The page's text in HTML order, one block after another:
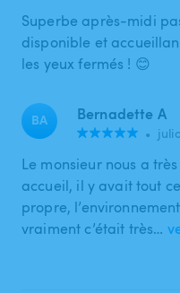
Superbe après-midi
disponible et
les yeux fermés ! 😊
BA Bernadette A
•
Le monsieur nous a
accueil, il y avait tout
propre,
vraiment c’était très…